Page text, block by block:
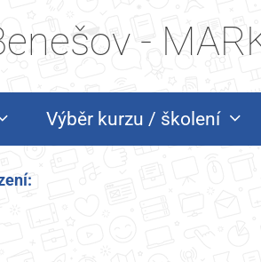
-
Výběr kurzu / školení